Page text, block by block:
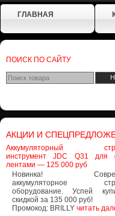
ГЛАВНАЯ
ПОИСК ПО САЙТУ
АКЦИИ И
Аккумуляторный
инструмент JDC Q31 для
лентами — 125 000 руб
Новинка!
аккумуляторное
оборудование. Успей
скидкой за 135 000 руб!
Промокод: BRILLY читать